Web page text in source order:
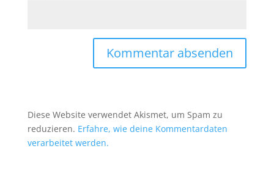
Diese Website verwendet Akismet, um Spam zu
reduzieren. Erfahre, wie deine Kommentardaten
verarbeitet werden.